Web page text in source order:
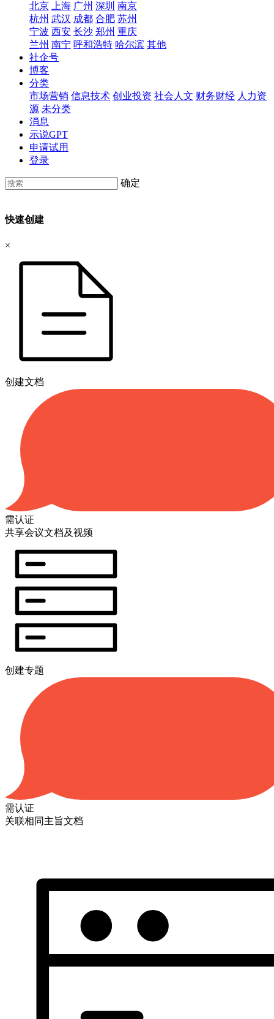
北京
上海 广州 深圳 南京
杭州 武汉 成都 合肥 苏州
宁波 西安 长沙 郑州 重庆
兰州 南宁 呼和浩特 哈尔滨 其他
社企号
博客
分类
市场营销 信息技术 创业投资 社会人文 财务财经 人力资
源 未分类
消息
示说GPT
申请试用
登录
确定
快速创建
×
创建文档
需认证
共享会议文档及视频
创建专题
需认证
关联相同主旨文档